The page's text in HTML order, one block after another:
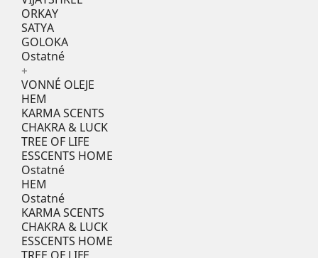
ORKAY
SATYA
GOLOKA
Ostatné
+
VONNÉ OLEJE
HEM
KARMA SCENTS
CHAKRA & LUCK
TREE OF LIFE
ESSCENTS HOME
Ostatné
HEM
Ostatné
KARMA SCENTS
CHAKRA & LUCK
ESSCENTS HOME